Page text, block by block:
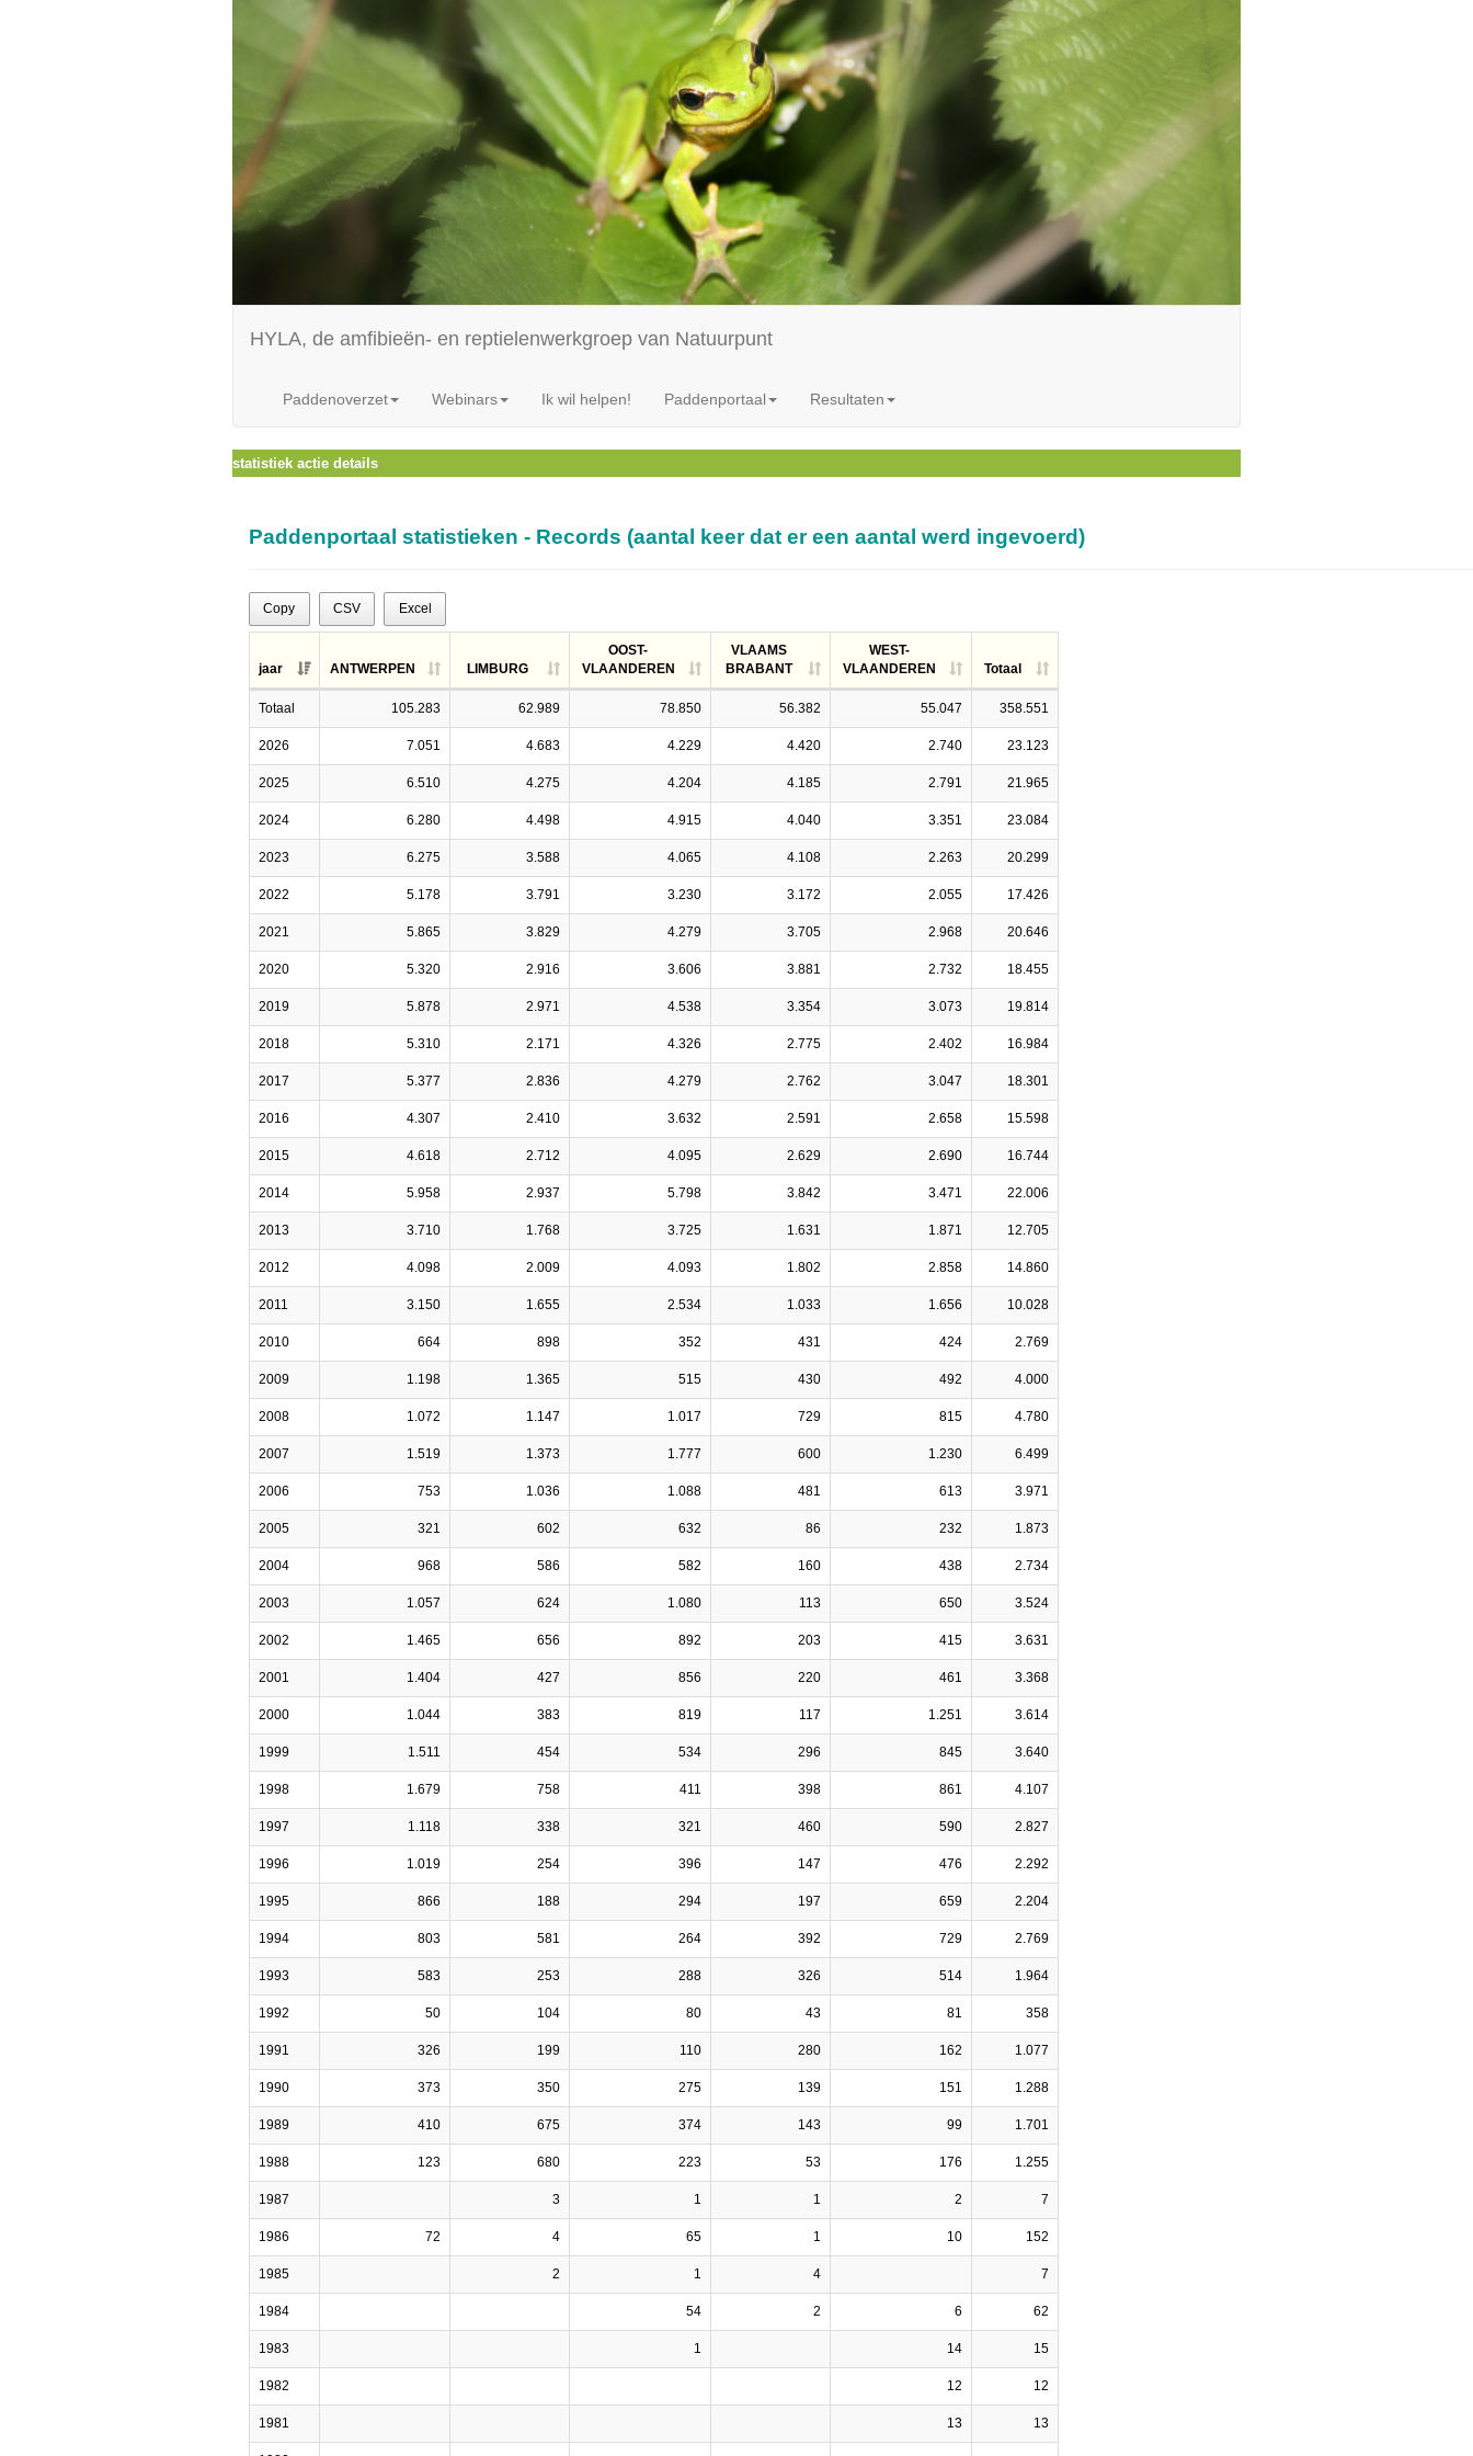
HYLA, de amfibieën- en reptielenwerkgroep van Natuurpunt
Paddenoverzet Webinars Ik wil helpen! Paddenportaal Resultaten
statistiek actie details
Paddenportaal statistieken - Records (aantal keer dat er een aantal werd ingevoerd)
Copy CSV Excel
jaar ANTWERPEN LIMBURG
OOST-
VLAANDEREN
VLAAMS
BRABANT
WEST-
VLAANDEREN
Totaal
Totaal 105.283 62.989 78.850 56.382 55.047 358.551
2026 7.051 4.683 4.229 4.420 2.740 23.123
2025 6.510 4.275 4.204 4.185 2.791 21.965
2024 6.280 4.498 4.915 4.040 3.351 23.084
2023 6.275 3.588 4.065 4.108 2.263 20.299
2022 5.178 3.791 3.230 3.172 2.055 17.426
2021 5.865 3.829 4.279 3.705 2.968 20.646
2020 5.320 2.916 3.606 3.881 2.732 18.455
2019 5.878 2.971 4.538 3.354 3.073 19.814
2018 5.310 2.171 4.326 2.775 2.402 16.984
2017 5.377 2.836 4.279 2.762 3.047 18.301
2016 4.307 2.410 3.632 2.591 2.658 15.598
2015 4.618 2.712 4.095 2.629 2.690 16.744
2014 5.958 2.937 5.798 3.842 3.471 22.006
2013 3.710 1.768 3.725 1.631 1.871 12.705
2012 4.098 2.009 4.093 1.802 2.858 14.860
2011 3.150 1.655 2.534 1.033 1.656 10.028
2010 664 898 352 431 424 2.769
2009 1.198 1.365 515 430 492 4.000
2008 1.072 1.147 1.017 729 815 4.780
2007 1.519 1.373 1.777 600 1.230 6.499
2006 753 1.036 1.088 481 613 3.971
2005 321 602 632 86 232 1.873
2004 968 586 582 160 438 2.734
2003 1.057 624 1.080 113 650 3.524
2002 1.465 656 892 203 415 3.631
2001 1.404 427 856 220 461 3.368
2000 1.044 383 819 117 1.251 3.614
1999 1.511 454 534 296 845 3.640
1998 1.679 758 411 398 861 4.107
1997 1.118 338 321 460 590 2.827
1996 1.019 254 396 147 476 2.292
1995 866 188 294 197 659 2.204
1994 803 581 264 392 729 2.769
1993 583 253 288 326 514 1.964
1992 50 104 80 43 81 358
1991 326 199 110 280 162 1.077
1990 373 350 275 139 151 1.288
1989 410 675 374 143 99 1.701
1988 123 680 223 53 176 1.255
1987 3 1 1 2 7
1986 72 4 65 1 10 152
1985 2 1 4 7
1984 54 2 6 62
1983 1 14 15
1982 12 12
1981 13 13